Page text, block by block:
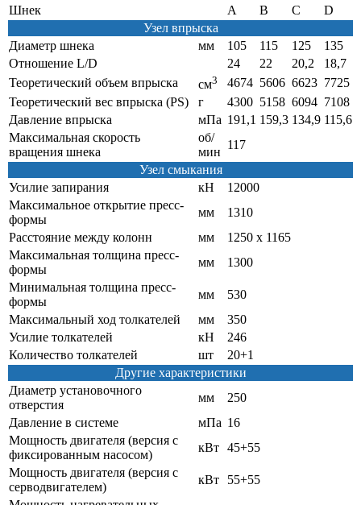
Шнек
A B C
D
Узел впрыска
Диаметр шнека
мм 105 115 125
135
Отношение L/D
24 22 20,2
18,7
Теоретический объем впрыска
см3 4674 5606 6623 7725
Теоретический вес впрыска (PS)
г 4300 5158 6094 7108
Давление впрыска
мПа 191,1 159,3 134,9 115,6
Максимальная скорость
вращения шнека
об/
мин
117
Узел смыкания
Усилие запирания
кН
12000
Максимальное открытие пресс-
формы
мм
1310
Расстояние между колонн
мм
1250 х 1165
Максимальная толщина пресс-
формы
мм
1300
Минимальная толщина пресс-
формы
мм
530
Максимальный ход толкателей
мм
350
Усилие толкателей
кН
246
Количество толкателей
шт
20+1
Другие характеристики
Диаметр установочного
отверстия
мм
250
Давление в системе
мПа 16
Мощность двигателя (версия с
фиксированным насосом)
кВт 45+55
Мощность двигателя (версия с
серводвигателем)
кВт
55+55